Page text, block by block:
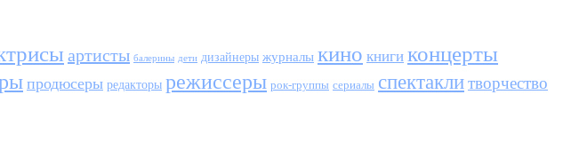
артисты балерины дети дизайнеры журналы кино книги концерты
продюсеры редакторы режиссеры рок-группы сериалы спектаклитворчество